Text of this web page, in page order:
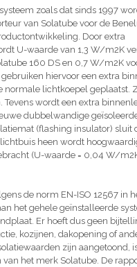
zoals dat sinds 1997
van Solatube voor de
Door extra
U-waarde van 1,3 W/m2K
160 DS en 0,7 W/m2K
hiervoor een extra
normale lichtkoepel geplaatst.
Tevens wordt een extra
dubbelwandige
(flashing insulator) sluit
heen wordt
(U-waarde = 0,04 W/
de norm EN-ISO 12567 in
het gehele geïnstalleerde
Er hoeft dus geen
kozijnen, dakopening of
zijn aangetoond,
het merk Solatube. De